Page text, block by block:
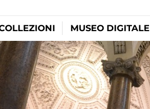
MUSEO DIGITALE